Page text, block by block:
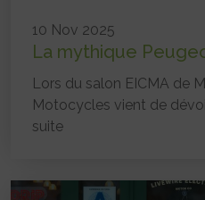
10 Nov 2025
La mythique
Lors du salon EICMA de
Motocycles vient de
suite